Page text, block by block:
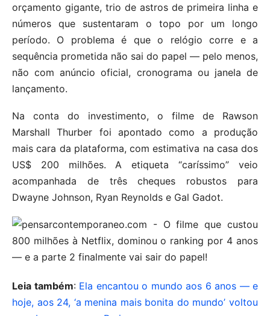
orçamento gigante, trio de astros de primeira linha e
números que sustentaram o topo por um longo
período. O problema é que o relógio corre e a
sequência prometida não sai do papel — pelo menos,
não com anúncio oficial, cronograma ou janela de
lançamento.
Na conta do investimento, o filme de Rawson
Marshall Thurber foi apontado como a produção
mais cara da plataforma, com estimativa na casa dos
US$ 200 milhões. A etiqueta “caríssimo” veio
acompanhada de três cheques robustos para
Dwayne Johnson, Ryan Reynolds e Gal Gadot.
Leia também: Ela encantou o mundo aos 6 anos — e
hoje, aos 24, ‘a menina mais bonita do mundo’ voltou